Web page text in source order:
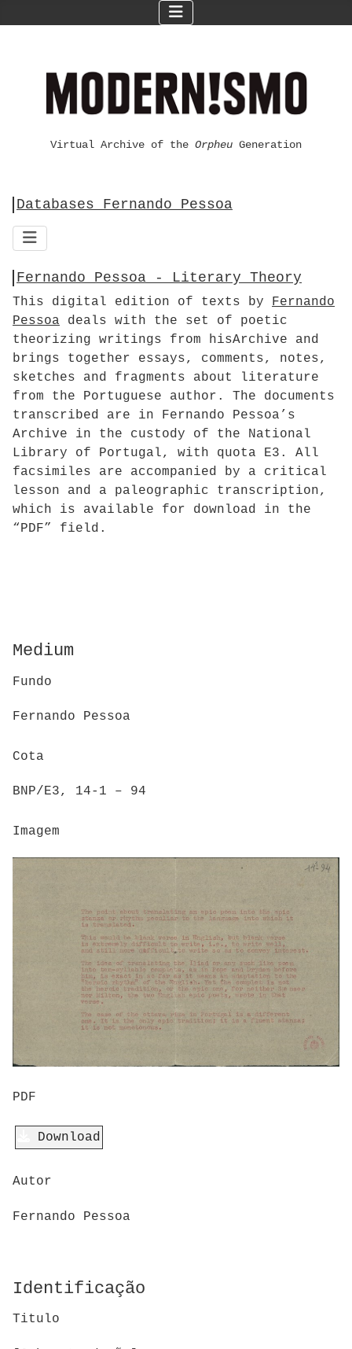
Virtual Archive of the Orpheu Generation
Databases Fernando Pessoa
Fernando Pessoa - Literary Theory
This digital edition of texts by Fernando
Pessoa deals with the set of poetic
theorizing writings from hisArchive and
brings together essays, comments, notes,
sketches and fragments about literature
from the Portuguese author. The documents
transcribed are in Fernando Pessoa’s
Archive in the custody of the National
Library of Portugal, with quota E3. All
facsimiles are accompanied by a critical
lesson and a paleographic transcription,
which is available for download in the
“PDF” field.
Medium
Fundo
Fernando Pessoa
Cota
BNP/E3, 14-1 – 94
Imagem
PDF
Download
Autor
Fernando Pessoa
Identificação
Titulo